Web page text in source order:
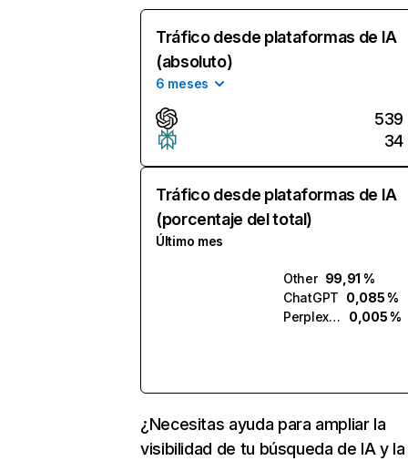
Tráfico desde plataformas de IA
(absoluto)
6 meses
539
34
Tráfico desde plataformas de IA
(porcentaje del total)
Último mes
Other 99,91 %
ChatGPT 0,085 %
Perplexity
0,005 %
¿Necesitas ayuda para ampliar la
visibilidad de tu búsqueda de IA y la